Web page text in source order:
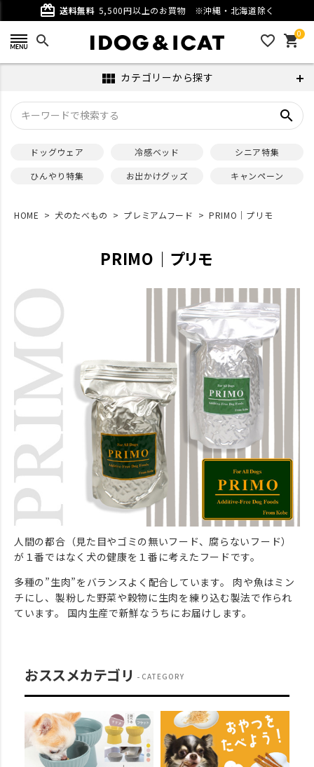
card_giftcard 送料無料 5,500円以上のお買物 ※沖縄・北海道除く
search favorite_outline 0
shopping_cart
view_module カテゴリーから探す
search
ドッグウェア 冷感ベッド
シニア特集
ひんやり特集
お出かけグッズ キャンペーン
HOME 犬のたべもの プレミアムフード PRIMO｜プリモ
PRIMO｜プリモ
人間の都合（見た目やゴミの無いフード、腐らないフード）
が１番ではなく犬の健康を１番に考えたフードです。
多種の”生肉”をバランスよく配合しています。 肉や魚はミン
チにし、製粉した野菜や穀物に生肉を練り込む製法で作られ
ています。 国内生産で新鮮なうちにお届けします。
おススメカテゴリ CATEGORY